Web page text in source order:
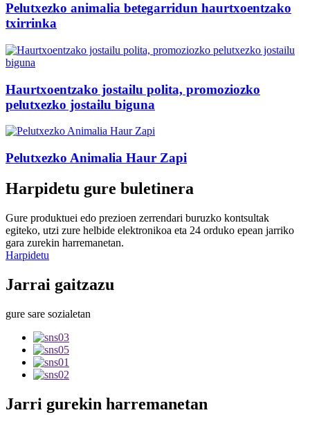
Pelutxezko animalia betegarridun haurtxoentzako
txirrinka
Haurtxoentzako jostailu polita, promoziozko
pelutxezko jostailu biguna
Pelutxezko Animalia Haur Zapi
Harpidetu gure buletinera
Gure produktuei edo prezioen zerrendari buruzko kontsultak
egiteko, utzi zure helbide elektronikoa eta 24 orduko epean jarriko
gara zurekin harremanetan.
Harpidetu
Jarrai gaitzazu
gure sare sozialetan
Jarri gurekin harremanetan